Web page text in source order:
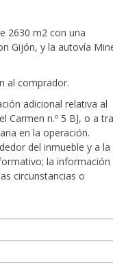
2630 m2 con una
Gijón, y la autovía
al comprador.
adicional relativa al
Carmen n.º 5 BJ, o a
en la operación.
del inmueble y a la
la información
circunstancias o